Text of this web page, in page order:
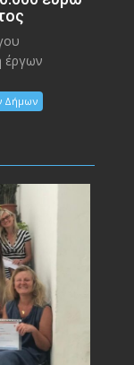
έργων
Δήμων